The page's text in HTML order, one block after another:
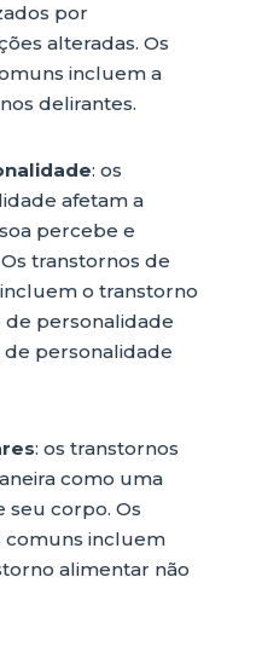
por
alteradas. Os
incluem a
delirantes.
: os
afetam a
percebe e
transtornos de
o transtorno
personalidade
de personalidade
: os transtornos
como uma
seu corpo. Os
comuns incluem
alimentar não